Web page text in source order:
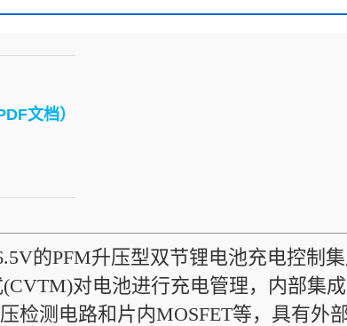
文档）
的PFM升压型双节锂电池充电控制集
对电池进行充电管理，内部集
检测电路和片内MOSFET等，具有外部